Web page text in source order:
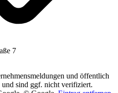
7
und öffentlich
und sind ggf. nicht verifiziert.